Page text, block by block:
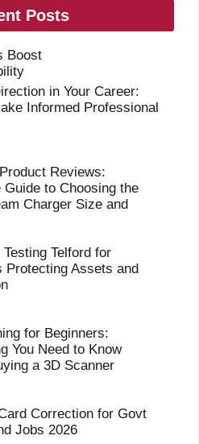
Posts
Boost
in Your Career:
Informed Professional
Reviews:
Guide to Choosing the
Charger Size and
Telford for
Protecting Assets and
for Beginners:
You Need to Know
a 3D Scanner
Correction for Govt
Jobs 2026